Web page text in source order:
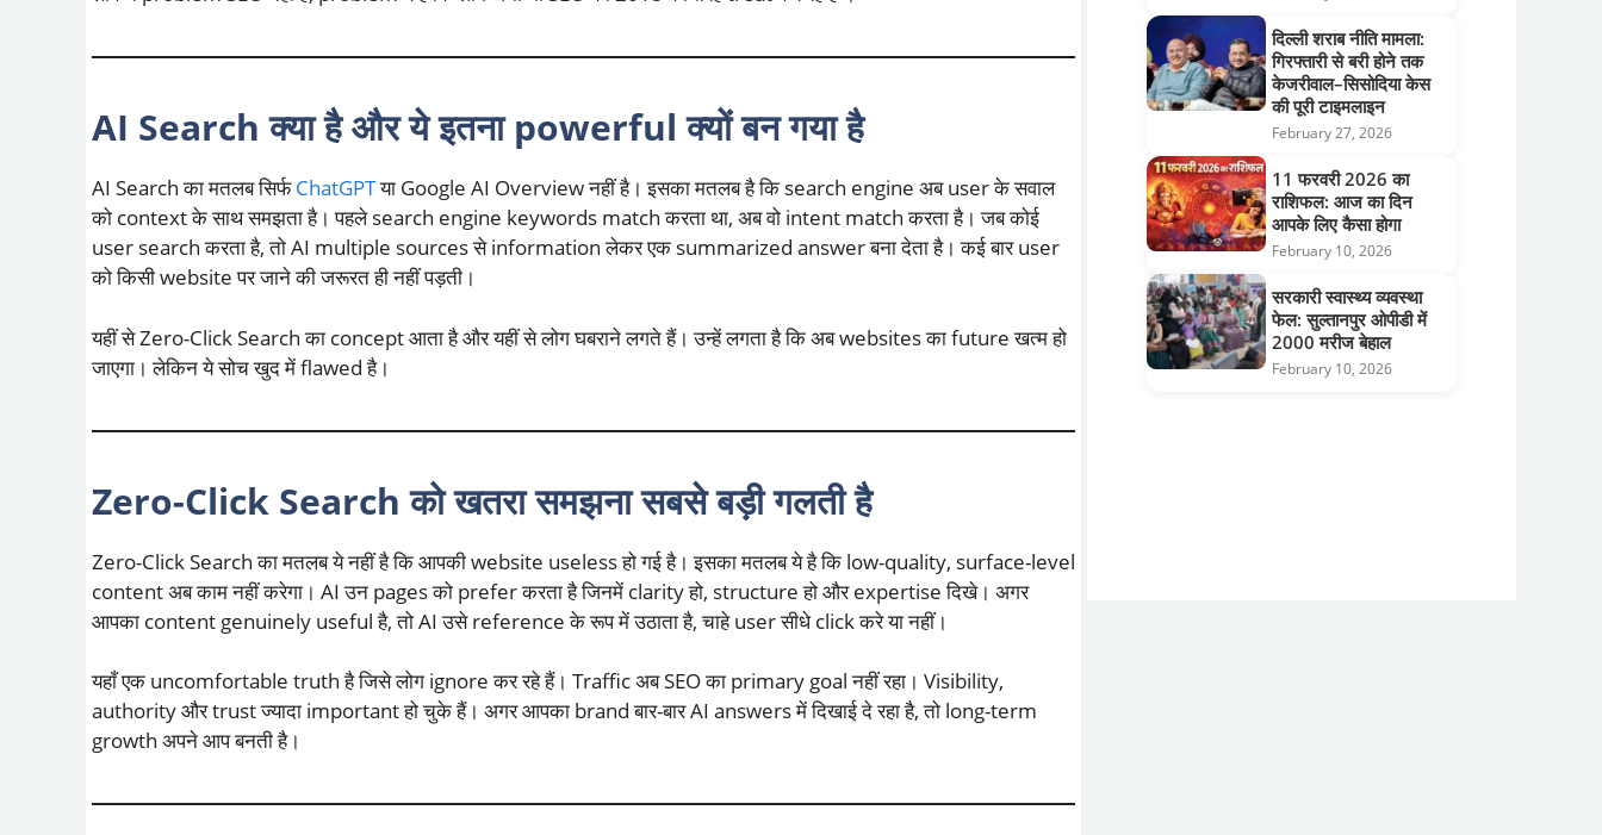
AI Search क्या है और ये इतना powerful क्यों बन गया है
AI Search का मतलब सिर्फChatGPTया Google AI Overview नहीं है। इसका मतलब है कि search engine अब user के सवाल
को context के साथ समझता है। पहले search engine keywords match करता था, अब वो intent match करता है। जब कोई
user search करता है, तो AI multiple sources से information लेकर एक summarized answer बना देता है। कई बार user
को किसी website पर जाने की जरूरत ही नहीं पड़ती।
यहीं से Zero-Click Search का concept आता है और यहीं से लोग घबराने लगते हैं। उन्हें लगता है कि अब websites का future खत्म हो
जाएगा। लेकिन ये सोच खुद में flawed है।
Zero-Click Search को खतरा समझना सबसे बड़ी गलती है
Zero-Click Search का मतलब ये नहीं है कि आपकी website useless हो गई है। इसका मतलब ये है कि low-quality, surface-level
content अब काम नहीं करेगा। AI उन pages को prefer करता है जिनमें clarity हो, structure हो और expertise दिखे। अगर
आपका content genuinely useful है, तो AI उसे reference के रूप में उठाता है, चाहे user सीधे click करे या नहीं।
यहाँ एक uncomfortable truth है जिसे लोग ignore कर रहे हैं। Traffic अब SEO का primary goal नहीं रहा। Visibility,
authority और trust ज्यादा important हो चुके हैं। अगर आपका brand बार-बार AI answers में दिखाई दे रहा है, तो long-term
growth अपने आप बनती है।
दिल्ली शराब नीति मामला:
गिरफ्तारी से बरी होने तक
केजरीवाल–सिसोदिया केस
की पूरी टाइमलाइन
February 27, 2026
11 फरवरी 2026 का
राशिफल: आज का दिन
आपके लिए कैसा होगा
February 10, 2026
सरकारी स्वास्थ्य व्यवस्था
फेल: सुल्तानपुर ओपीडी में
2000 मरीज बेहाल
February 10, 2026